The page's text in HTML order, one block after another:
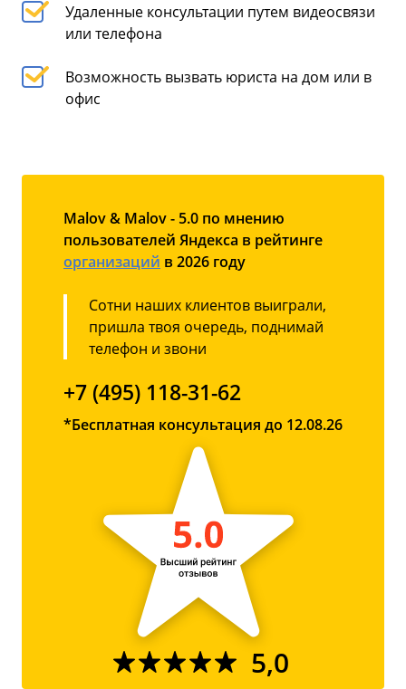
Удаленные консультации путем видеосвязи
или телефона
Возможность вызвать юриста на дом или в
офис
Malov & Malov - 5.0 по мнению
пользователей Яндекса в рейтинге
организаций в 2026 году
Сотни наших клиентов выиграли,
пришла твоя очередь, поднимай
телефон и звони
+7 (495) 118-31-62
*Бесплатная консультация до 12.08.26
5,0